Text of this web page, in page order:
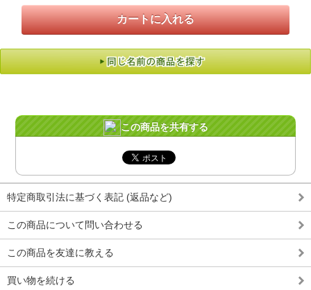
この商品を共有する
特定商取引法に基づく表記 (返品など)
この商品について問い合わせる
この商品を友達に教える
買い物を続ける